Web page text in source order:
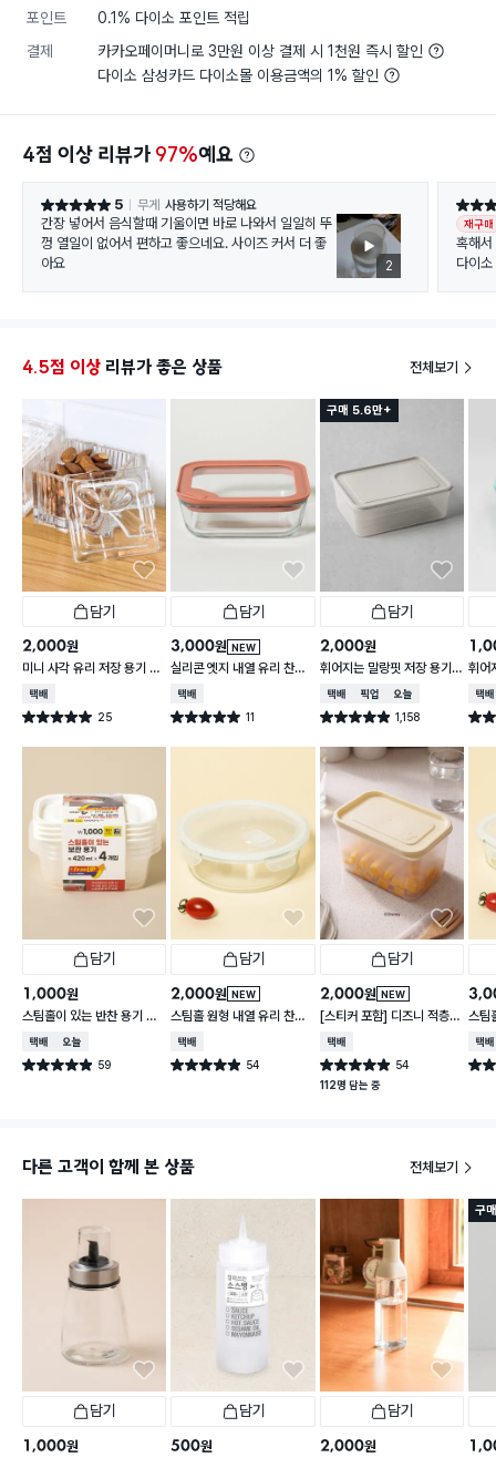
포인트
0.1% 다이소 포인트 적립
결제
카카오페이머니로 3만원 이상 결제 시 1천원 즉시 할인
다이소 삼성카드 다이소몰 이용금액의 1% 할인
4점 이상 리뷰가 97%예요
별점 5점 5 무게 사용하기 적당해요
간장 넣어서 음식할때 기울이면 바로 나와서 일일히 뚜
껑 열일이 없어서 편하고 좋으네요. 사이즈 커서 더 좋
아요
2
별점 5
재구매
혹해
다이
유리
나중
4.5점 이상 리뷰가 좋은 상품 전체보기
담기
2,000원
미니 사각 유리 저장 용기 13
0 ml
택배배송
별점 5.0점 25
건 작성
담기
NEW
3,000원
실리콘 엣지 내열 유리 찬통
550 ml
택배배송
별점 5.0점 11
건 작성
구매 5.6만+
담기
2,000원
휘어지는 말랑핏 저장 용기
2 L 그레이
택배배송매장픽업오늘배송
별점 4.9점 1,158
건 작성
휘어
택배
별점
담기
1,000원
스팀홀이 있는 반찬 용기 42
0 ml 4개입
택배배송오늘배송
별점 4.9점 59
건 작성
담기
NEW
2,000원
스팀홀 원형 내열 유리 찬통
1 L
택배배송
별점 4.9점 54
건 작성
담기
NEW
2,000원
[스티커 포함] 디즈니 적층
가능한 말랑핏 2.7 L 아이보
택배배송
별점 4.9점 54
건 작성
112명 담는 중
스팀
통
택배
별점
다른 고객이 함께 본 상품 전체보기
담기
1,000원
담기
500원
담기
2,000원
구